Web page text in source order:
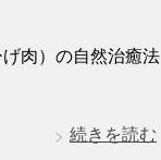
肉）の自然治癒法
続きを読む